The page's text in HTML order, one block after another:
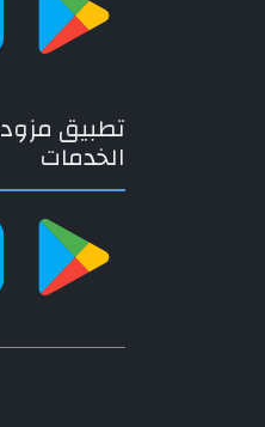
تطبيق مزود
الخدمات